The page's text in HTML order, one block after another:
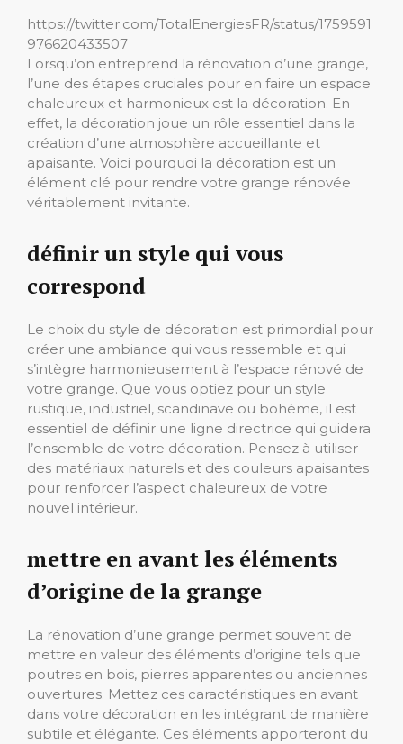
https://twitter.com/TotalEnergiesFR/status/1759591
976620433507
Lorsqu’on entreprend la rénovation d’une grange,
l’une des étapes cruciales pour en faire un espace
chaleureux et harmonieux est la décoration. En
effet, la décoration joue un rôle essentiel dans la
création d’une atmosphère accueillante et
apaisante. Voici pourquoi la décoration est un
élément clé pour rendre votre grange rénovée
véritablement invitante.
définir un style qui vous
correspond
Le choix du style de décoration est primordial pour
créer une ambiance qui vous ressemble et qui
s’intègre harmonieusement à l’espace rénové de
votre grange. Que vous optiez pour un style
rustique, industriel, scandinave ou bohème, il est
essentiel de définir une ligne directrice qui guidera
l’ensemble de votre décoration. Pensez à utiliser
des matériaux naturels et des couleurs apaisantes
pour renforcer l’aspect chaleureux de votre
nouvel intérieur.
mettre en avant les éléments
d’origine de la grange
La rénovation d’une grange permet souvent de
mettre en valeur des éléments d’origine tels que
poutres en bois, pierres apparentes ou anciennes
ouvertures. Mettez ces caractéristiques en avant
dans votre décoration en les intégrant de manière
subtile et élégante. Ces éléments apporteront du